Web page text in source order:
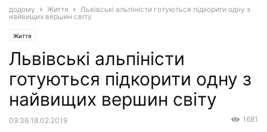
додому Життя
Львівські альпіністи готуються підкорити одну з
найвищих вершин світу
Життя
Львівські альпіністи
готуються підкорити одну з
найвищих вершин світу
09:36 18.02.2019 1681